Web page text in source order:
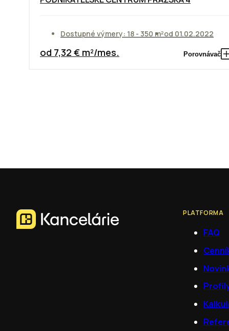
Dostupné výmery: 18 - 350 m²od 01.02.2022
od 7,32 € m²/mes. Porovnávač
PLATFORMA
FAQ